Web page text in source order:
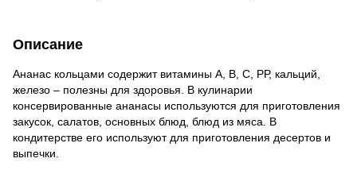
Описание
Ананас кольцами содержит витамины А, В, С, РР, кальций,
железо – полезны для здоровья. В кулинарии
консервированные ананасы используются для приготовления
закусок, салатов, основных блюд, блюд из мяса. В
кондитерстве его используют для приготовления десертов и
выпечки.